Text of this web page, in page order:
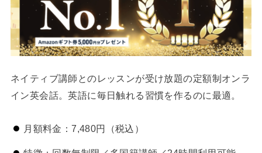
ネイティブ講師とのレッスンが受け放題の定額制オンラ
イン英会話。英語に毎日触れる習慣を作るのに最適。
月額料金：7,480円（税込）